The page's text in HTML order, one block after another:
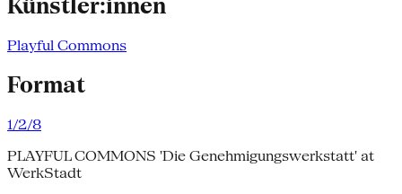
Künstler:innen
Playful Commons
Format
1/2/8
PLAYFUL COMMONS 'Die Genehmigungswerkstatt' at
WerkStadt